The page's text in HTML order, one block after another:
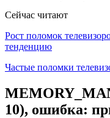
Сейчас читают
Рост поломок
тенденцию
Частые поломки
10), ошибка: